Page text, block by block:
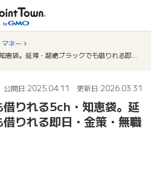
マネー
公開日:2025.04.11 更新日:2026.03.31
りれる5ch・知恵袋。延
りれる即日・金策・無職